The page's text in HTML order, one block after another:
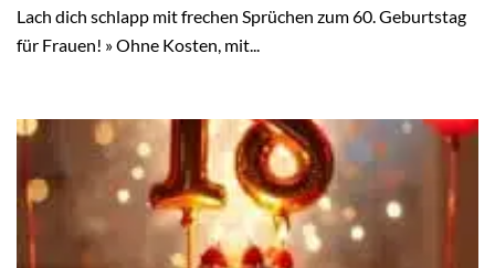
Lach dich schlapp mit frechen Sprüchen zum 60. Geburtstag
für Frauen! » Ohne Kosten, mit...